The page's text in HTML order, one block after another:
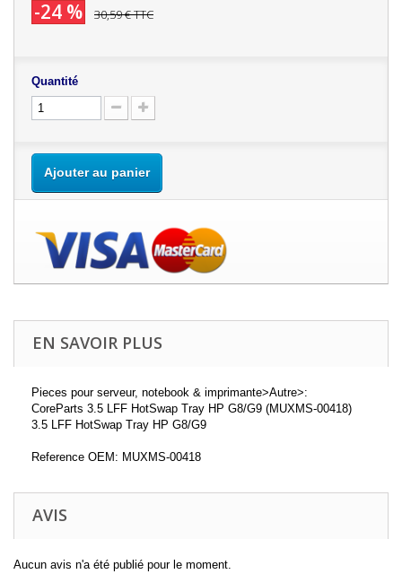
-24 % 30,59 €TTC
Quantité
Ajouter au panier
EN SAVOIR PLUS
Pieces pour serveur, notebook & imprimante>Autre>:
CoreParts 3.5 LFF HotSwap Tray HP G8/G9 (MUXMS-00418)
3.5 LFF HotSwap Tray HP G8/G9
Reference OEM: MUXMS-00418
AVIS
Aucun avis n'a été publié pour le moment.